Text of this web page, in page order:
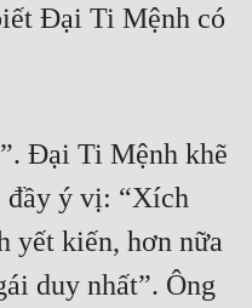
Đại Ti Mệnh có
Đại Ti Mệnh khẽ
đầy ý vị: “Xích
yết kiến, hơn nữa
duy nhất”. Ông